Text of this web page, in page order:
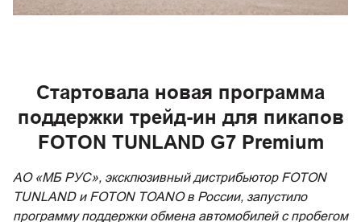
Стартовала новая программа
поддержки трейд-ин для пикапов
FOTON TUNLAND G7 Premium
АО «МБ РУС», эксклюзивный дистрибьютор FOTON
TUNLAND и FOTON TOANO в России, запустило
программу поддержки обмена автомобилей с пробегом